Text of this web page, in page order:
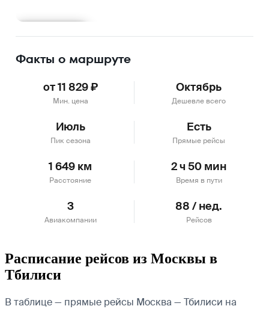
Факты о маршруте
от 11 829 ₽
Мин. цена
Октябрь
Дешевле всего
Июль
Пик сезона
Есть
Прямые рейсы
1 649 км
Расстояние
2 ч 50 мин
Время в пути
3
Авиакомпании
88 / нед.
Рейсов
Расписание рейсов из Москвы в
Тбилиси
В таблице — прямые рейсы Москва — Тбилиси на